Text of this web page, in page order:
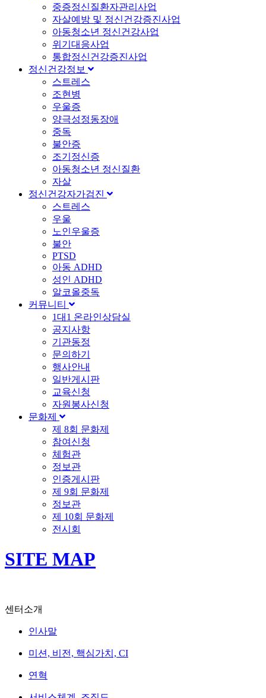
중증정신질환자관리사업
자살예방 및 정신건강증진사업
아동청소년 정신건강사업
위기대응사업
통합정신건강증진사업
정신건강정보
스트레스
조현병
우울증
양극성정동장애
중독
불안증
조기정신증
아동청소년 정신질환
자살
정신건강자가검진
스트레스
우울
노인우울증
불안
PTSD
아동 ADHD
성인 ADHD
알코올중독
커뮤니티
1대1 온라인상담실
공지사항
기관동정
문의하기
행사안내
일반게시판
교육신청
자원봉사신청
문화제
제 8회 문화제
참여신청
체험관
정보관
인증게시판
제 9회 문화제
정보관
제 10회 문화제
전시회
SITE MAP
센터소개
인사말
미션, 비전, 핵심가치, CI
연혁